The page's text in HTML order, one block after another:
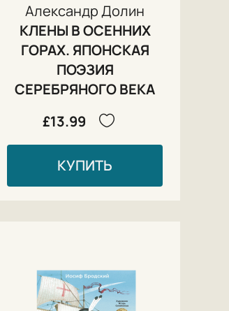
Александр Долин
КЛЕНЫ В ОСЕННИХ
ГОРАХ. ЯПОНСКАЯ
ПОЭЗИЯ
СЕРЕБРЯНОГО ВЕКА
£13.99
КУПИТЬ